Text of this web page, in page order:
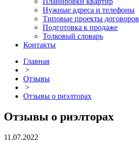
Нужные адреса и телефоны
Типовые проекты договоров
Подготовка к продаже
Толковый словарь
Контакты
Главная
>
Отзывы
>
Отзывы о риэлторах
Отзывы о риэлторах
11.07.2022